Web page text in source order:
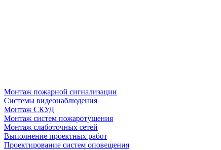
Монтаж пожарной сигнализации
Системы видеонаблюдения
Монтаж СКУД
Монтаж систем пожаротушения
Монтаж слаботочных сетей
Выполнение проектных работ
Проектирование систем оповещения